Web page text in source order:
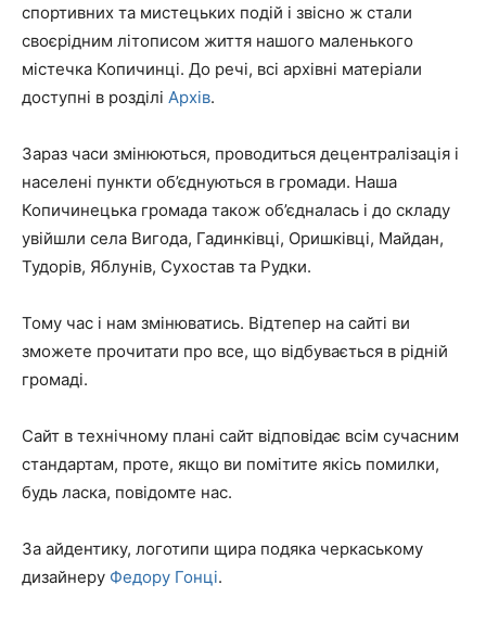
спортивних та мистецьких подій і звісно ж стали
своєрідним літописом життя нашого маленького
містечка Копичинці. До речі, всі архівні матеріали
доступні в розділі Архів.
Зараз часи змінюються, проводиться децентралізація і
населені пункти об’єднуються в громади. Наша
Копичинецька громада також об’єдналась і до складу
увійшли села Вигода, Гадинківці, Оришківці, Майдан,
Тудорів, Яблунів, Сухостав та Рудки.
Тому час і нам змінюватись. Відтепер на сайті ви
зможете прочитати про все, що відбувається в рідній
громаді.
Сайт в технічному плані сайт відповідає всім сучасним
стандартам, проте, якщо ви помітите якісь помилки,
будь ласка, повідомте нас.
За айдентику, логотипи щира подяка черкаському
дизайнеру Федору Гонці.